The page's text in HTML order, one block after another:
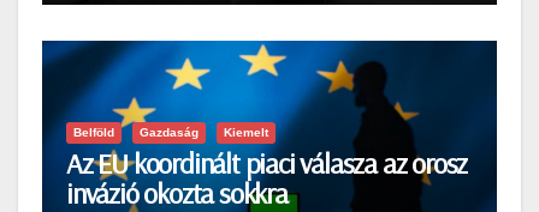
Belföld Gazdaság Kiemelt
Az EU koordinált piaci válasza az orosz
invázió okozta sokkra